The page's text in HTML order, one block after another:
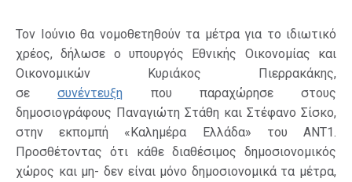
Τον Ιούνιο θα νομοθετηθούν τα μέτρα για το ιδιωτικό
χρέος, δήλωσε ο υπουργός Εθνικής Οικονομίας και
Οικονομικών Κυριάκος Πιερρακάκης,
σεσυνέντευξη που παραχώρησε στους
δημοσιογράφους Παναγιώτη Στάθη και Στέφανο Σίσκο,
στην εκπομπή «Καλημέρα Ελλάδα» του ΑΝΤ1.
Προσθέτοντας ότι κάθε διαθέσιμος δημοσιονομικός
χώρος και μη- δεν είναι μόνο δημοσιονομικά τα μέτρα,